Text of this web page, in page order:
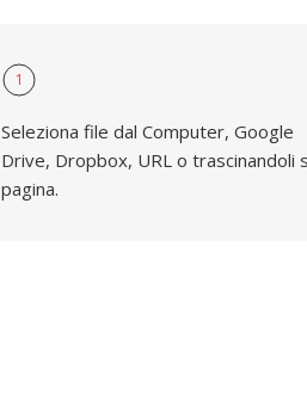
1
Seleziona file dal Computer, Google
Drive, Dropbox, URL o trascinandoli
pagina.